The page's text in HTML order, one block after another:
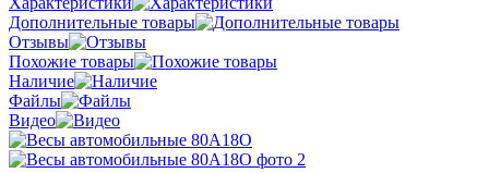
Дополнительные товары
Отзывы
Похожие товары
Наличие
Файлы
Видео